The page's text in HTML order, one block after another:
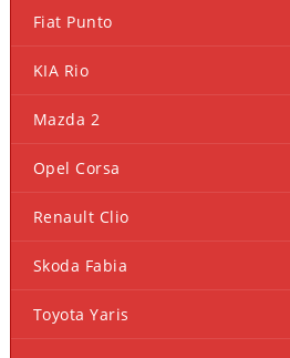
Fiat Punto
KIA Rio
Mazda 2
Opel Corsa
Renault Clio
Skoda Fabia
Toyota Yaris